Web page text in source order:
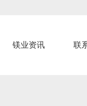
镁业资讯 联